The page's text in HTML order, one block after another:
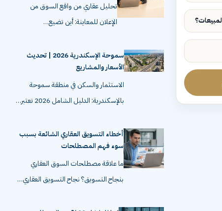
تحليل عقاري من واقع السوق من
الإعلان للمعاينة: أين تضيع…
سموحة الإسكندرية 2026 | تحديث
الأسعار والمشاريع
الاستثمار والسكن في منطقة سموحة
بالإسكندرية: الدليل الشامل 2026 تعتبر…
أخطاء التسويق العقاري الشائعة بسبب
سوء فهم المصطلحات
ما علاقة مصطلحات السوق العقاري
بنجاح التسويق؟ نجاح التسويق العقاري…